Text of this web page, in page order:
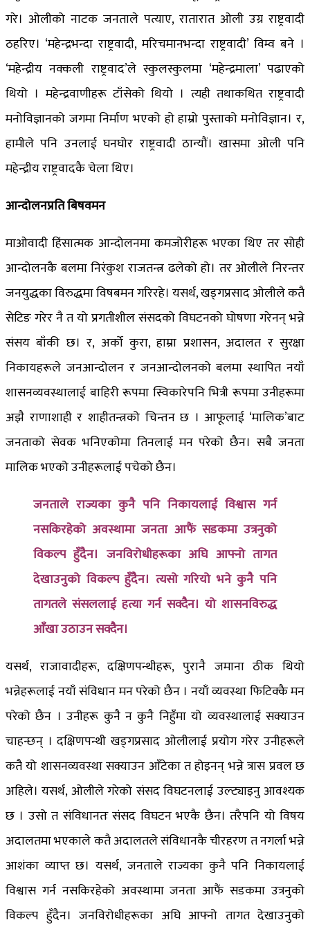
गरे। ओलीको नाटक जनताले पत्याए, रातारात ओली उग्र राष्ट्रवादी
ठहरिए। ‘महेन्द्रभन्दा राष्ट्रवादी, मरिचमानभन्दा राष्ट्रवादी’ विम्व बने ।
‘महेन्द्रीय नक्कली राष्ट्रवाद’ले स्कुलस्कुलमा ‘महेन्द्रमाला’ पढाएको
थियो । महेन्द्रवाणीहरू टाँसेको थियो । त्यही तथाकथित राष्ट्रवादी
मनोविज्ञानको जगमा निर्माण भएको हो हाम्रो पुस्ताको मनोविज्ञान। र,
हामीले पनि उनलाई घनघोर राष्ट्रवादी ठान्यौं। खासमा ओली पनि
महेन्द्रीय राष्ट्रवादकै चेला थिए।
आन्दोलनप्रति बिषवमन
माओवादी हिंसात्मक आन्दोलनमा कमजोरीहरू भएका थिए तर सोही
आन्दोलनकै बलमा निरंकुश राजतन्त्र ढलेको हो। तर ओलीले निरन्तर
जनयुद्धका विरुद्धमा विषबमन गरिरहे। यसर्थ, खड्गप्रसाद ओलीले कतै
सेटिङ गरेर नै त यो प्रगतीशील संसदको विघटनको घोषणा गरेनन् भन्ने
संसय बाँकी छ। र, अर्को कुरा, हाम्रा प्रशासन, अदालत र सुरक्षा
निकायहरूले जनआन्दोलन र जनआन्दोलनको बलमा स्थापित नयाँ
शासनव्यवस्थालाई बाहिरी रूपमा स्विकारेपनि भित्री रूपमा उनीहरूमा
अझै राणाशाही र शाहीतन्त्रको चिन्तन छ । आफूलाई ‘मालिक’बाट
जनताको सेवक भनिएकोमा तिनलाई मन परेको छैन। सबै जनता
मालिक भएको उनीहरूलाई पचेको छैन।
जनताले राज्यका कुनै पनि निकायलाई विश्वास गर्न
नसकिरहेको अवस्थामा जनता आफैं सडकमा उत्रनुको
विकल्प हुँदैन। जनविरोधीहरूका अघि आफ्नो तागत
देखाउनुको विकल्प हुँदैन। त्यसो गरियो भने कुनै पनि
तागतले संसललाई हत्या गर्न सक्दैन। यो शासनविरुद्ध
आँखा उठाउन सक्दैन।
यसर्थ, राजावादीहरू, दक्षिणपन्थीहरू, पुरानै जमाना ठीक थियो
भन्नेहरूलाई नयाँ संविधान मन परेको छैन । नयाँ व्यवस्था फिटिक्कै मन
परेको छैन । उनीहरू कुनै न कुनै निहुँमा यो व्यवस्थालाई सक्याउन
चाहन्छन् । दक्षिणपन्थी खड्गप्रसाद ओलीलाई प्रयोग गरेर उनीहरूले
कतै यो शासनव्यवस्था सक्याउन आँटेका त होइनन् भन्ने त्रास प्रवल छ
अहिले। यसर्थ, ओलीले गरेको संसद विघटनलाई उल्ट्याइनु आवश्यक
छ । उसो त संविधानतः संसद विघटन भएकै छैन। तरैपनि यो विषय
अदालतमा भएकाले कतै अदालतले संविधानकै चीरहरण त नगर्ला भन्ने
आशंका व्याप्त छ। यसर्थ, जनताले राज्यका कुनै पनि निकायलाई
विश्वास गर्न नसकिरहेको अवस्थामा जनता आफैं सडकमा उत्रनुको
विकल्प हुँदैन। जनविरोधीहरूका अघि आफ्नो तागत देखाउनुको